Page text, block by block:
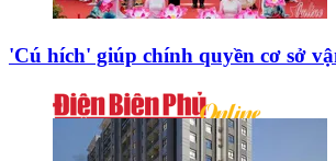
'Cú hích' giúp chính quyền cơ sở